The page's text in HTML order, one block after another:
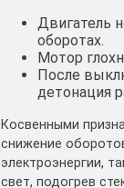
Двигатель
оборотах.
Мотор
После
детонация
Косвенными
снижение
электроэнергии,
свет, подогрев